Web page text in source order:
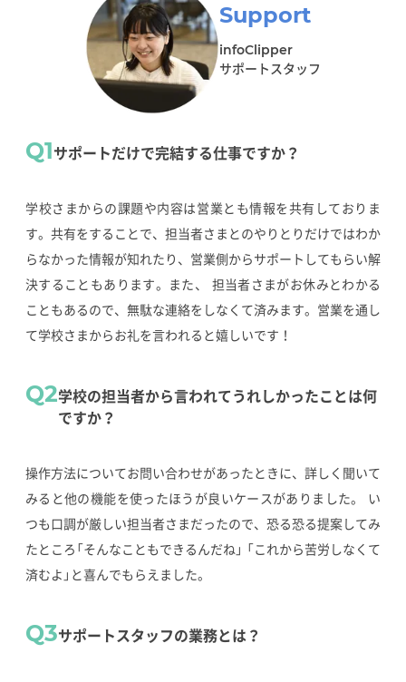
Support
infoClipper
サポートスタッフ
Q1サポートだけで完結する仕事ですか？
学校さまからの課題や内容は営業とも情報を共有しておりま
す。共有をすることで、担当者さまとのやりとりだけではわか
らなかった情報が知れたり、営業側からサポートしてもらい解
決することもあります。また、 担当者さまがお休みとわかる
こともあるので、無駄な連絡をしなくて済みます。営業を通し
て学校さまからお礼を言われると嬉しいです！
Q2学校の担当者から言われてうれしかったことは何
ですか？
操作方法についてお問い合わせがあったときに、詳しく聞いて
みると他の機能を使ったほうが良いケースがありました。 い
つも口調が厳しい担当者さまだったので、恐る恐る提案してみ
たところ「そんなこともできるんだね」 「これから苦労しなくて
済むよ」と喜んでもらえました。
Q3サポートスタッフの業務とは？